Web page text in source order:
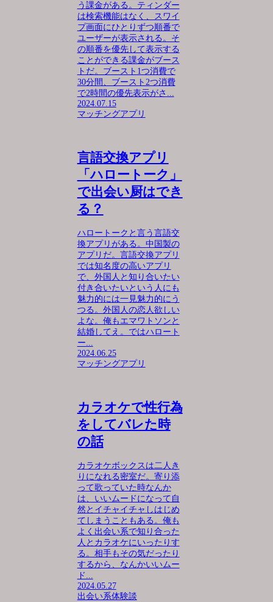
う課金がある。ティンダー
は検索機能はなく、スワイ
プ画面にひとりずつ順番で
ユーザーが表示される。そ
の順番を優先して表示する
ことができる課金がブース
トだ。ブースト1つ消費で
30分間、ブースト2つ消費
で2時間の優先表示がさ...
2024.07.15
マッチングアプリ
言語交換アプリ
「ハロートーク」
で出会い厨はでき
る？
ハロートークと言う言語交
換アプリがある。中国製の
アプリだ。言語交換アプリ
では知名度の高いアプリ
で、外国人と知り合いたい
付き合いたいという人にも
魅力的には一見魅力的にう
つる。外国人の恋人欲しい
よな。俺もエマワトソンと
結婚してえ。ではハロート
ー...
2024.06.25
マッチングアプリ
カラオケで性行為
をしてバレた時
の話
カラオケボックスは二人き
りになれる密室だ。寄り添
って歌っていた時なんか
は、いいムードになって自
然とイチャイチャしはじめ
てしまうこともある。俺も
よく出会い系で知り合った
人とカラオケにいったりす
る。相手もその気だったり
するから、なんかいいムー
ド...
2024.05.27
出会い系体験談